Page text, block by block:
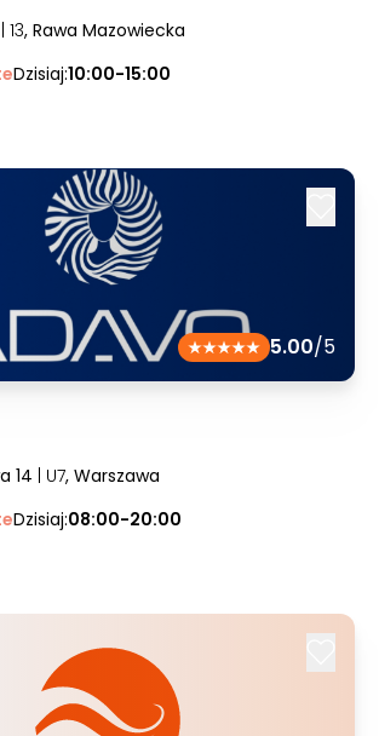
| 13, Rawa Mazowiecka
Dzisiaj:10:00-15:00
5.00/5
14 | U7, Warszawa
Dzisiaj:08:00-20:00